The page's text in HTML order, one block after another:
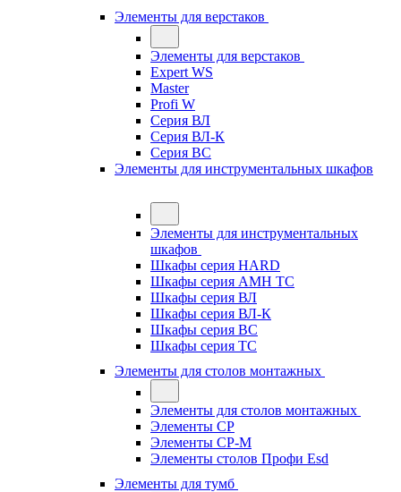
Элементы для верстаков
Элементы для верстаков
Expert WS
Master
Profi W
Серия ВЛ
Серия ВЛ-К
Серия ВС
Элементы для инструментальных шкафов
Элементы для инструментальных
шкафов
Шкафы серия HARD
Шкафы серия АМН ТС
Шкафы серия ВЛ
Шкафы серия ВЛ-К
Шкафы серия ВС
Шкафы серия ТС
Элементы для столов монтажных
Элементы для столов монтажных
Элементы СР
Элементы СР-М
Элементы столов Профи Esd
Элементы для тумб